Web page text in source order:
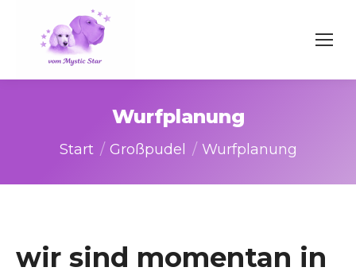
Wurfplanung
Sie befinden sich hier:
Start Großpudel Wurfplanung
wir sind momentan in